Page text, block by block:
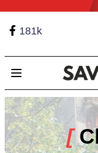
181k
Open main menu
[